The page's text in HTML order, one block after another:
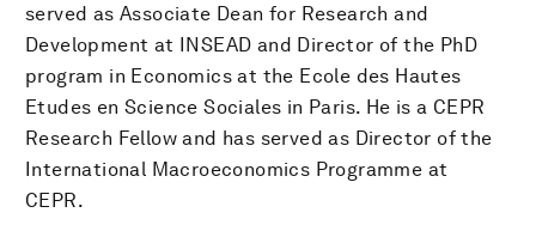
served as Associate Dean for Research and
Development at INSEAD and Director of the PhD
program in Economics at the Ecole des Hautes
Etudes en Science Sociales in Paris. He is a CEPR
Research Fellow and has served as Director of the
International Macroeconomics Programme at
CEPR.